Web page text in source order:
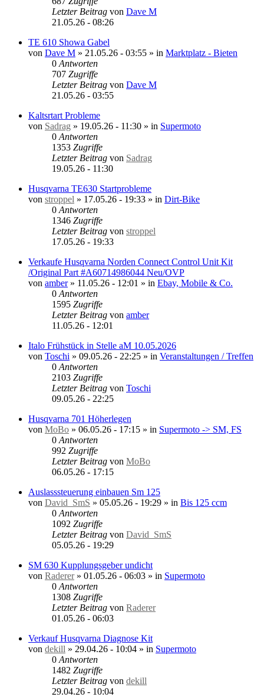
Letzter Beitrag von Dave M
21.05.26 - 08:26
TE 610 Showa Gabel
von Dave M » 21.05.26 - 03:55 » in Marktplatz - Bieten
0 Antworten
707 Zugriffe
Letzter Beitrag von Dave M
21.05.26 - 03:55
Kaltsrtart Probleme
von Sadrag » 19.05.26 - 11:30 » in Supermoto
0 Antworten
1353 Zugriffe
Letzter Beitrag von Sadrag
19.05.26 - 11:30
Husqvarna TE630 Startprobleme
von stroppel » 17.05.26 - 19:33 » in Dirt-Bike
0 Antworten
1346 Zugriffe
Letzter Beitrag von stroppel
17.05.26 - 19:33
Verkaufe Husqvarna Norden Connect Control Unit Kit
/Original Part #A60714986044 Neu/OVP
von amber» 11.05.26 - 12:01 » in Ebay, Mobile & Co.
0 Antworten
1595 Zugriffe
Letzter Beitrag von amber
11.05.26 - 12:01
Italo Frühstück in Stelle aM 10.05.2026
von Toschi » 09.05.26 - 22:25 » in Veranstaltungen / Treffen
0 Antworten
2103 Zugriffe
Letzter Beitrag von Toschi
09.05.26 - 22:25
Husqvarna 701 Höherlegen
von MoBo » 06.05.26 - 17:15 » in Supermoto -> SM, FS
0 Antworten
992 Zugriffe
Letzter Beitrag von MoBo
06.05.26 - 17:15
Auslasssteuerung einbauen Sm 125
von David_SmS » 05.05.26 - 19:29 » in Bis 125 ccm
0 Antworten
1092 Zugriffe
Letzter Beitrag von David_SmS
05.05.26 - 19:29
SM 630 Kupplungsgeber undicht
von Raderer» 01.05.26 - 06:03 » in Supermoto
0 Antworten
1308 Zugriffe
Letzter Beitrag von Raderer
01.05.26 - 06:03
Verkauf Husqvarna Diagnose Kit
von dekill » 29.04.26 - 10:04 » in Supermoto
0 Antworten
1482 Zugriffe
Letzter Beitrag von dekill
29.04.26 - 10:04